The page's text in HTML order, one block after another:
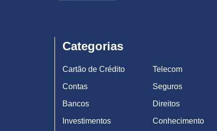
Categorias
Cartão de Crédito
Contas
Bancos
Investimentos
Telecom
Seguros
Direitos
Conhecimento